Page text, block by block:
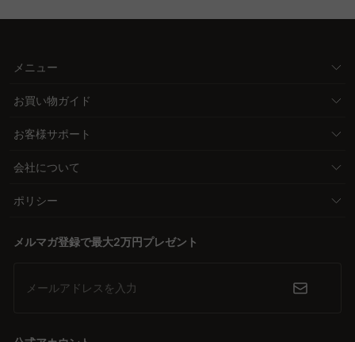
メニュー
お買い物ガイド
お客様サポート
会社について
ポリシー
メルマガ登録で最大2万円プレゼント
メールアドレスを入力